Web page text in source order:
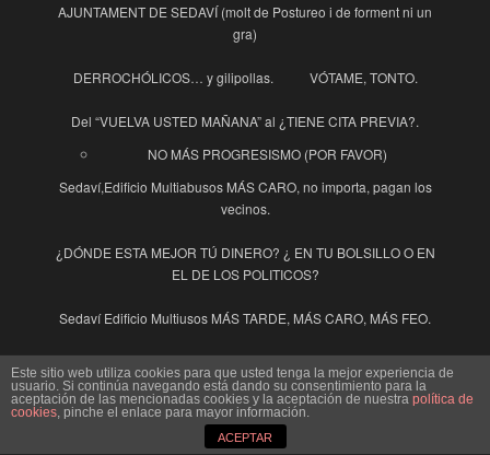
AJUNTAMENT DE SEDAVÍ (molt de Postureo i de forment ni un
gra)
DERROCHÓLICOS… y gilipollas. VÓTAME, TONTO.
Del “VUELVA USTED MAÑANA” al ¿TIENE CITA PREVIA?.
NO MÁS PROGRESISMO (POR FAVOR)
Sedaví,Edificio Multiabusos MÁS CARO, no importa, pagan los
vecinos.
¿DÓNDE ESTA MEJOR TÚ DINERO? ¿ EN TU BOLSILLO O EN
EL DE LOS POLITICOS?
Sedaví Edificio Multiusos MÁS TARDE, MÁS CARO, MÁS FEO.
INDECENTES El Pensador en Cuarentena
La Guinda y la Guindilla
Ayuntamiento
Este sitio web utiliza cookies para que usted tenga la mejor experiencia de
usuario. Si continúa navegando está dando su consentimiento para la
aceptación de las mencionadas cookies y la aceptación de nuestra política de
cookies, pinche el enlace para mayor información.
ACEPTAR